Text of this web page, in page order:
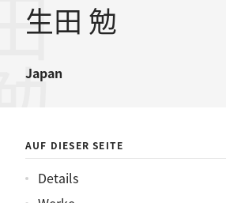
生田 勉
Japan
AUF DIESER SEITE
Details